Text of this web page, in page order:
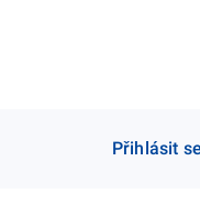
Přihlásit